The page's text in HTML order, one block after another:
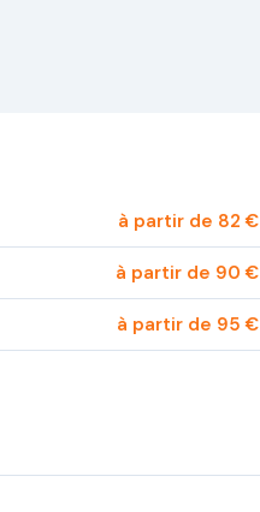
à partir de 82 €
à partir de 90 €
à partir de 95 €